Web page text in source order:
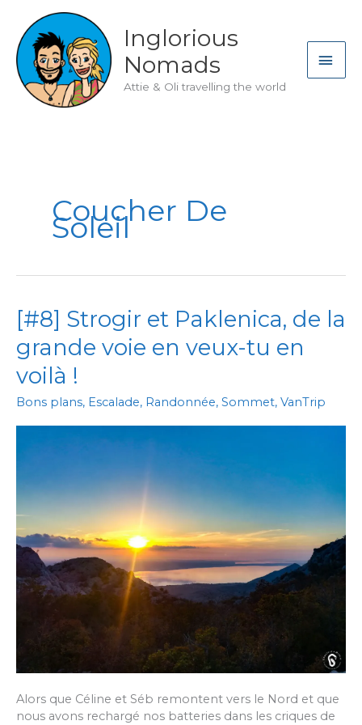
content
Inglorious
Nomads
Attie & Oli travelling the world
Coucher De
Soleil
[#8] Strogir et Paklenica, de la
grande voie en veux-tu en
voilà !
Bons plans, Escalade, Randonnée, Sommet, VanTrip
Alors que Céline et Séb remontent vers le Nord et que
nous avons rechargé nos batteries dans les criques de